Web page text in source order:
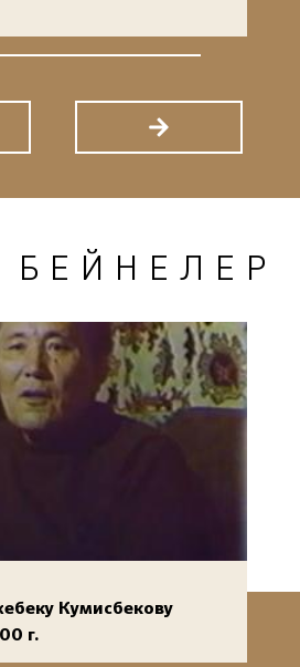
Кумисбекову
г.